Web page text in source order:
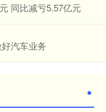
同比减亏5.57亿元
汽车业务